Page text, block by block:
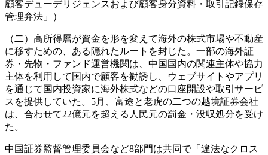
顧客デューデリジェンスおよび顧客身分資料・取引記録保存
管理弁法」）
（二）高所得層が資金を形を変えて海外の株式市場や不動産
に移すための、ある隠れたルートを封じた。一部の海外証
券・先物・ファンド運営機関は、中国国内の関連主体や協力
主体を利用して国内で顧客を勧誘し、ウェブサイトやアプリ
を通じて国内投資家に海外株式などの口座開設や取引サービ
スを提供していた。5月、富途と老虎の二つの越境証券会社
は、合わせて22億元を超える人民元の罰金・没収処分を受け
た。
中国証券監督管理委員会など8部門は共同で「違法なクロス